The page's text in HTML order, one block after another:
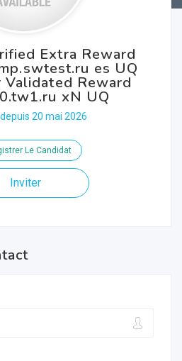
Extra Reward
es UQ
Validated Reward
xN UQ
20 mai 2026
Le Candidat
Inviter